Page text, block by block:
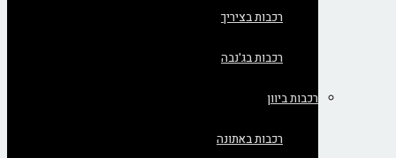
רכבות בציריך
רכבות בג'נבה
רכבות ביוון
רכבות באתונה